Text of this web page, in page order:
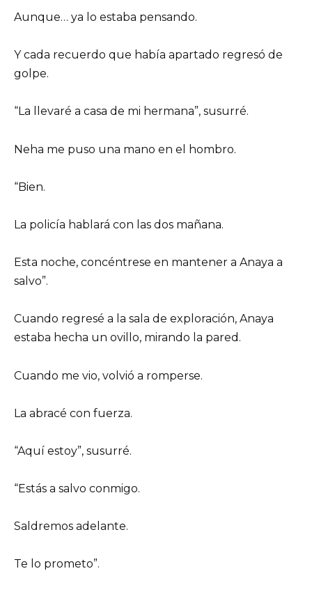
Aunque… ya lo estaba pensando.
Y cada recuerdo que había apartado regresó de
golpe.
“La llevaré a casa de mi hermana”, susurré.
Neha me puso una mano en el hombro.
“Bien.
La policía hablará con las dos mañana.
Esta noche, concéntrese en mantener a Anaya a
salvo”.
Cuando regresé a la sala de exploración, Anaya
estaba hecha un ovillo, mirando la pared.
Cuando me vio, volvió a romperse.
La abracé con fuerza.
“Aquí estoy”, susurré.
“Estás a salvo conmigo.
Saldremos adelante.
Te lo prometo”.